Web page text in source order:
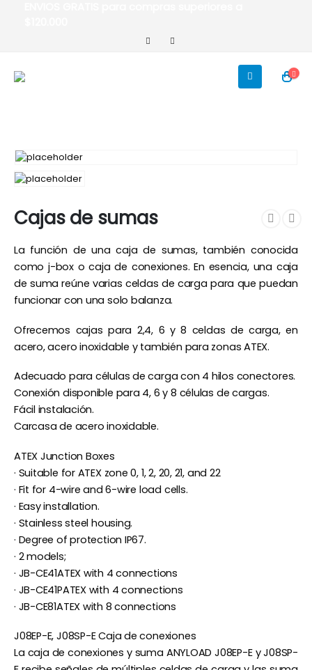
Cajas de sumas
La función de una caja de sumas, también conocida
como j-box o caja de conexiones. En esencia, una caja
de suma reúne varias celdas de carga para que puedan
funcionar con una solo balanza.
Ofrecemos cajas para 2,4, 6 y 8 celdas de carga, en
acero, acero inoxidable y también para zonas ATEX.
Adecuado para células de carga con 4 hilos conectores.
Conexión disponible para 4, 6 y 8 células de cargas.
Fácil instalación.
Carcasa de acero inoxidable.
ATEX Junction Boxes
· Suitable for ATEX zone 0, 1, 2, 20, 21, and 22
· Fit for 4-wire and 6-wire load cells.
· Easy installation.
· Stainless steel housing.
· Degree of protection IP67.
· 2 models;
· JB-CE41ATEX with 4 connections
· JB-CE41PATEX with 4 connections
· JB-CE81ATEX with 8 connections
J08EP-E, J08SP-E Caja de conexiones
La caja de conexiones y suma ANYLOAD J08EP-E y J08SP-